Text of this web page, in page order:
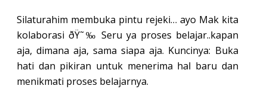
Silaturahim membuka pintu rejeki… ayo Mak kita
kolaborasi ðŸ˜‰ Seru ya proses belajar..kapan
aja, dimana aja, sama siapa aja. Kuncinya: Buka
hati dan pikiran untuk menerima hal baru dan
menikmati proses belajarnya.